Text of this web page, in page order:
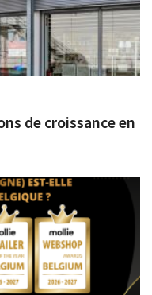
de croissance en